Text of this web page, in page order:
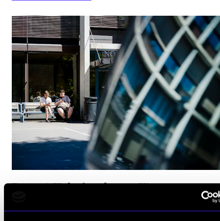
Fortsatt Miljøfyrtårn – fortsatt tillit